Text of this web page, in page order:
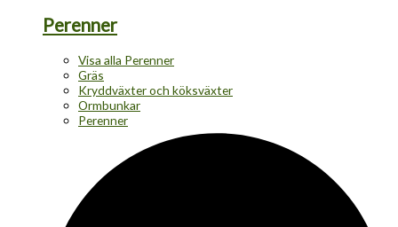
Perenner
Visa alla Perenner
Gräs
Kryddväxter och köksväxter
Ormbunkar
Perenner